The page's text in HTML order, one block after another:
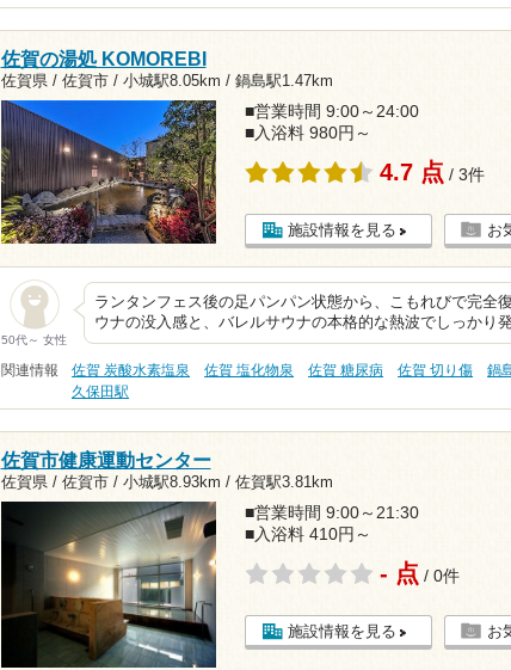
佐賀の湯処 KOMOREBI
佐賀県 / 佐賀市 / 小城駅8.05km / 鍋島駅1.47km
■営業時間 9:00～24:00
■入浴料 980円～
4.7 点 / 3件
施設情報を見る お
50代～ 女性
ランタンフェス後の足パンパン状態から、こもれびで完全
ウナの没入感と、バレルサウナの本格的な熱波でしっかり
関連情報 佐賀 炭酸水素塩泉 佐賀 塩化物泉 佐賀 糖尿病 佐賀 切り傷 鍋
久保田駅
佐賀市健康運動センター
佐賀県 / 佐賀市 / 小城駅8.93km / 佐賀駅3.81km
■営業時間 9:00～21:30
■入浴料 410円～
- 点 / 0件
施設情報を見る お